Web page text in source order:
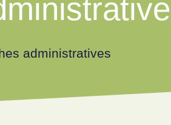
administratives